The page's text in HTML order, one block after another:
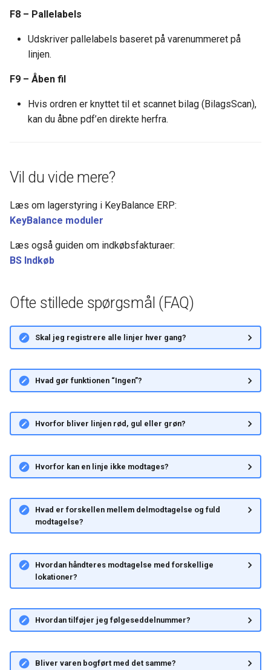
F8 – Pallelabels
Udskriver pallelabels baseret på varenummeret på
linjen.
F9 – Åben fil
Hvis ordren er knyttet til et scannet bilag (BilagsScan),
kan du åbne pdf’en direkte herfra.
Vil du vide mere?
Læs om lagerstyring i KeyBalance ERP:
KeyBalance moduler
Læs også guiden om indkøbsfakturaer:
BS Indkøb
Ofte stillede spørgsmål (FAQ)
Skal jeg registrere alle linjer hver gang?
Hvad gør funktionen “Ingen”?
Hvorfor bliver linjen rød, gul eller grøn?
Hvorfor kan en linje ikke modtages?
Hvad er forskellen mellem delmodtagelse og fuld
modtagelse?
Hvordan håndteres modtagelse med forskellige
lokationer?
Hvordan tilføjer jeg følgeseddelnummer?
Bliver varen bogført med det samme?